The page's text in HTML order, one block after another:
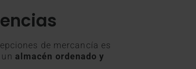
de mercancía es
almacén ordenado y